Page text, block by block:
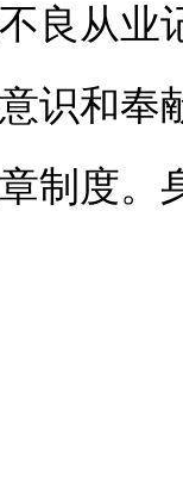
良从业
识和奉
制度。